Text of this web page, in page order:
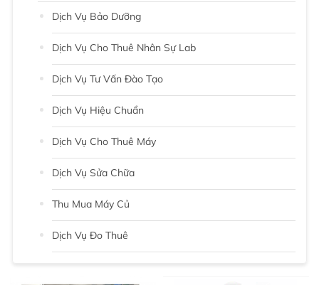
Dịch Vụ Bảo Dưỡng
Dịch Vụ Cho Thuê Nhân Sự Lab
Dịch Vụ Tư Vấn Đào Tạo
Dịch Vụ Hiệu Chuẩn
Dịch Vụ Cho Thuê Máy
Dịch Vụ Sửa Chữa
Thu Mua Máy Củ
Dịch Vụ Đo Thuê